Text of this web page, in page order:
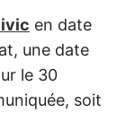
en date
une date
le 30
soit